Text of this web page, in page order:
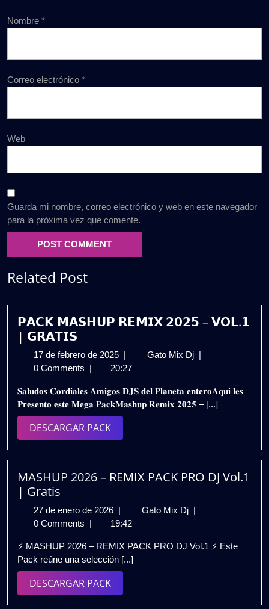
Nombre *
Correo electrónico *
Web
Guarda mi nombre, correo electrónico y web en este navegador
para la próxima vez que comente.
Related Post
𝗣𝗔𝗖𝗞 𝗠𝗔𝗦𝗛𝗨𝗣 𝗥𝗘𝗠𝗜𝗫 𝟮𝟬𝟮𝟱 – 𝗩𝗢𝗟.𝟭
| 𝗚𝗥𝗔𝗧𝗜𝗦
17 de febrero de 2025 17
de
de
2025
Gato Mix Dj 𝗣𝗔𝗖𝗞
𝟮𝟬𝟮𝟱
–
𝗚𝗥𝗔𝗧𝗜𝗦
0 Comments
20:27
𝐒𝐚𝐥𝐮𝐝𝐨𝐬 𝐂𝐨𝐫𝐝𝐢𝐚𝐥𝐞𝐬 𝐀𝐦𝐢𝐠𝐨𝐬 𝐃𝐉𝐒 𝐝𝐞𝐥 𝐏𝐥𝐚𝐧𝐞𝐭𝐚 𝐞𝐧𝐭𝐞𝐫𝐨𝐀𝐪𝐮𝐢 𝐥𝐞𝐬
𝐏𝐫𝐞𝐬𝐞𝐧𝐭𝐨 𝐞𝐬𝐭𝐞 𝐌𝐞𝐠𝐚 𝐏𝐚𝐜𝐤𝐌𝐚𝐬𝐡𝐮𝐩 𝐑𝐞𝐦𝐢𝐱 𝟐𝟎𝟐𝟓 – [...]
DESCARGAR PACKDESCARGAR
PACK
MASHUP 2026 – REMIX PACK PRO DJ Vol.1
| Gratis
27 de enero de 2026 27
de
de
2026
Gato Mix Dj MASHUP
REMIX
Vol.1
0 Comments
19:42
⚡ MASHUP 2026 – REMIX PACK PRO DJ Vol.1 ⚡ Este
Pack reúne una selección [...]
DESCARGAR PACKDESCARGAR
PACK